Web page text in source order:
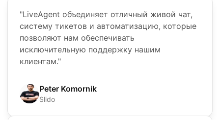
"LiveAgent объединяет отличный живой чат,
систему тикетов и автоматизацию, которые
позволяют нам обеспечивать
исключительную поддержку нашим
клиентам."
Peter Komornik
Slido